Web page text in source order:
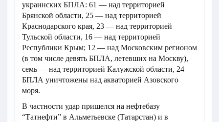
украинских БПЛА: 61 — над территорией
Брянской области, 25 — над территорией
Краснодарского края, 23 — над территорией
Тульской области, 16 — над территорией
Республики Крым; 12 — над Московским регионом
(в том числе девять БПЛА, летевших на Москву),
семь — над территорией Калужской области, 24
БПЛА уничтожены над акваторией Азовского
моря.
В частности удар пришелся на нефтебазу
“Татнефти” в Альметьевске (Татарстан) и в